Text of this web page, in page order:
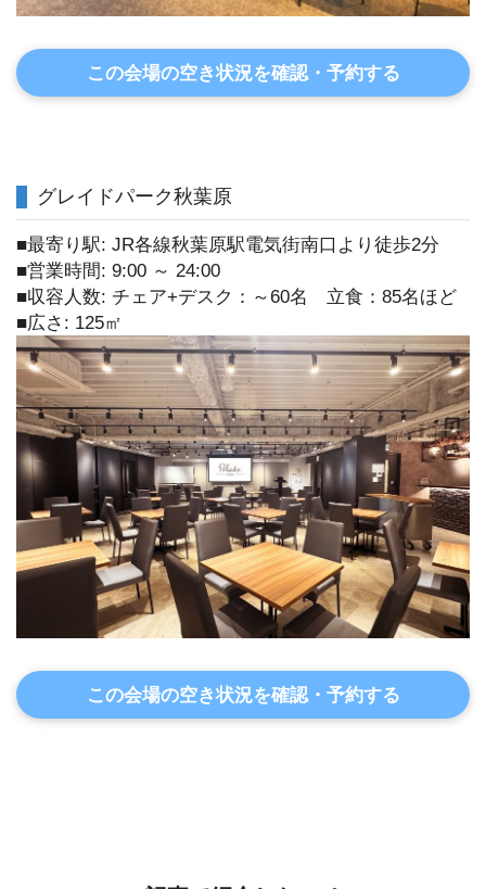
この会場の空き状況を確認・予約する
グレイドパーク秋葉原
■最寄り駅: JR各線秋葉原駅電気街南口より徒歩2分
■営業時間: 9:00 ～ 24:00
■収容人数: チェア+デスク：～60名 立食：85名ほど
■広さ: 125㎡
この会場の空き状況を確認・予約する